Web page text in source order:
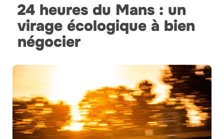
24 heures du Mans : un
virage écologique à bien
négocier